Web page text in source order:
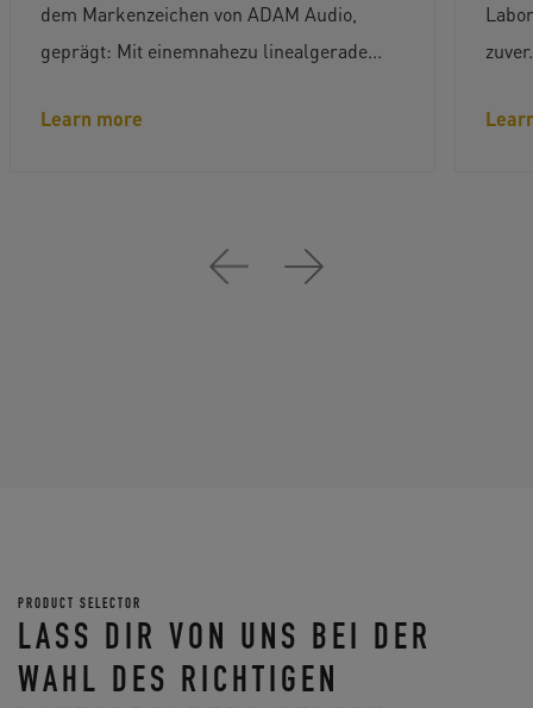
dem Markenzeichen von ADAM Audio,
geprägt: Mit einemnahezu linealgerade...
Learn more
PRODUCT SELECTOR
LASS DIR VON UNS BEI DER
WAHL DES RICHTIGEN